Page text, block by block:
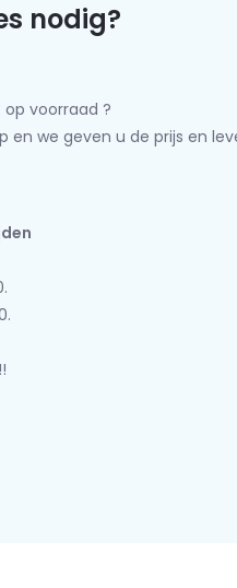
nodig?
voorraad ?
we geven u de prijs en